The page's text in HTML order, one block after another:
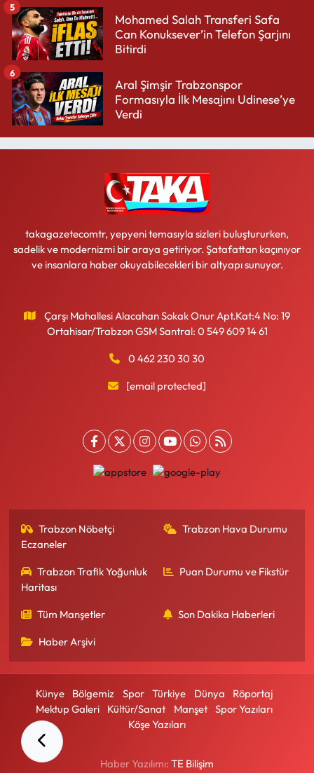
Mohamed Salah Transferi Safa
Can Konuksever’in Telefon Şarjını
Bitirdi
5
Aral Şimşir Trabzonspor
Formasıyla İlk Mesajını Udinese’ye
Verdi
6
takagazetecomtr, yepyeni temasıyla sizleri buluştururken,
sadelik ve modernizmi bir araya getiriyor. Şatafattan kaçınıyor
ve insanlara haber okuyabilecekleri bir altyapı sunuyor.
Çarşı Mahallesi Alacahan Sokak Onur Apt.Kat:4 No: 19
Ortahisar/Trabzon GSM Santral: 0 549 609 14 61
0 462 230 30 30
[email protected]
Trabzon Nöbetçi
Eczaneler
Trabzon Hava Durumu
Trabzon Trafik Yoğunluk
Haritası
Puan Durumu ve Fikstür
Tüm Manşetler Son Dakika Haberleri
Haber Arşivi
Künye Bölgemiz Spor Türkiye Dünya
Röportaj
Mektup Galeri
Kültür/Sanat Manşet
Spor Yazıları
Köşe Yazıları
Haber Yazılımı: TE Bilişim